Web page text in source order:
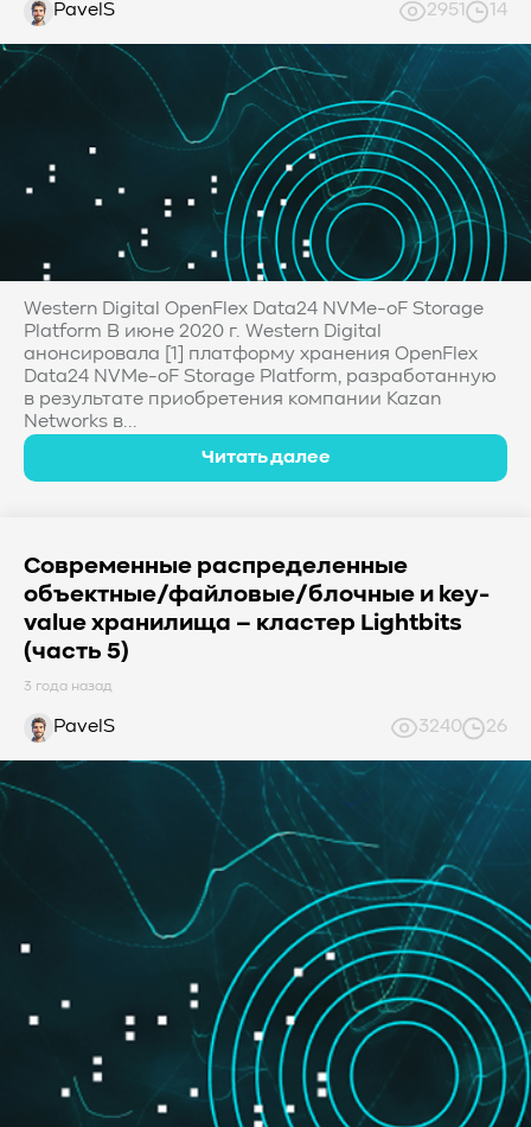
PavelS 2951 14
Western Digital OpenFlex Data24 NVMe-oF Storage
Platform В июне 2020 г. Western Digital
анонсировала [1] платформу хранения OpenFlex
Data24 NVMe-oF Storage Platform, разработанную
в результате приобретения компании Kazan
Networks в...
Читать далее
Современные распределенные
объектные/файловые/блочные и key-
value хранилища – кластер Lightbits
(часть 5)
3 года назад
PavelS 3240 26